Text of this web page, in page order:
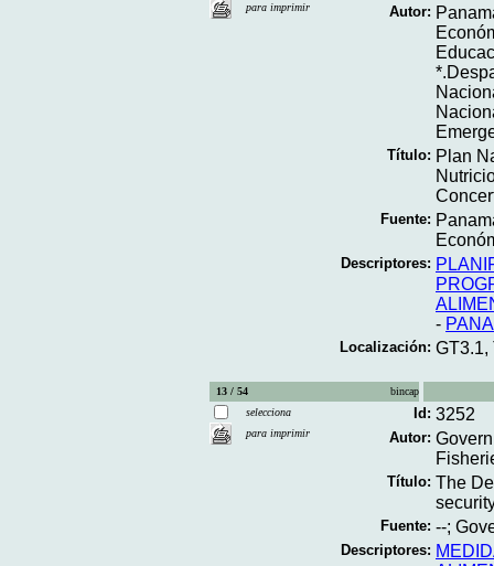
para imprimir
Autor:
Título: Plan
Fuente:
Descriptores:
-
Localización: GT3.1,
13 / 54
bincap
selecciona
para imprimir
Id: 3252
Autor:
Título: The
Fuente: --;
Descriptores: